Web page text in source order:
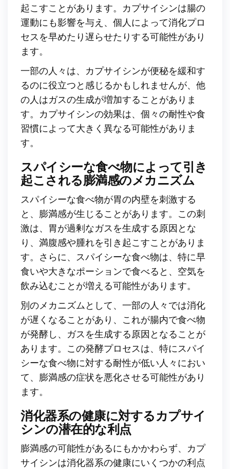
起こすことがあります。カプサイシンは腸の
運動にも影響を与え、個人によって消化プロ
セスを早めたり遅らせたりする可能性があり
ます。
一部の人々は、カプサイシンが便秘を緩和す
るのに役立つと感じるかもしれませんが、他
の人はガスの生成が増加することがありま
す。カプサイシンの効果は、個々の耐性や食
習慣によって大きく異なる可能性がありま
す。
スパイシーな食べ物によって引き
起こされる膨満感のメカニズム
スパイシーな食べ物が胃の内壁を刺激する
と、膨満感が生じることがあります。この刺
激は、胃が過剰なガスを生成する原因とな
り、満腹感や腫れを引き起こすことがありま
す。さらに、スパイシーな食べ物は、特に早
食いや大きなポーションで食べると、空気を
飲み込むことが増える可能性があります。
別のメカニズムとして、一部の人々では消化
が遅くなることがあり、これが腸内で食べ物
が発酵し、ガスを生成する原因となることが
あります。この発酵プロセスは、特にスパイ
シーな食べ物に対する耐性が低い人々におい
て、膨満感の症状を悪化させる可能性があり
ます。
消化器系の健康に対するカプサイ
シンの潜在的な利点
膨満感の可能性があるにもかかわらず、カプ
サイシンは消化器系の健康にいくつかの利点